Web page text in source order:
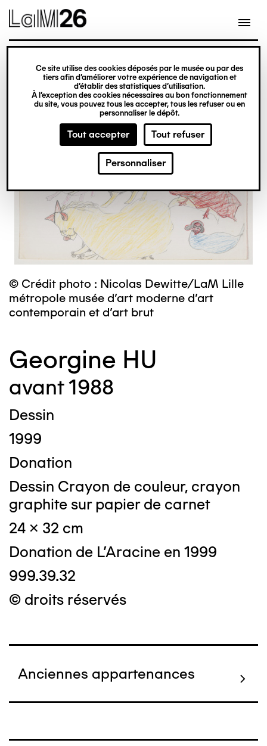
Gestion des cookies
Ce site utilise des cookies déposés par le musée ou par des
tiers afin d’améliorer votre expérience de navigation et
d’établir des statistiques d’utilisation.
À l’exception des cookies nécessaires au bon fonctionnement
du site, vous pouvez tous les accepter, tous les refuser ou en
personnaliser le dépôt.
Tout accepter Tout refuser
Personnaliser
contenu
© Crédit photo : Nicolas Dewitte/LaM Lille
métropole musée d’art moderne d’art
contemporain et d’art brut
Georgine HU
avant 1988
Dessin
1999
Donation
Dessin Crayon de couleur, crayon
graphite sur papier de carnet
24 x 32 cm
Donation de L'Aracine en 1999
999.39.32
© droits réservés
Anciennes appartenances